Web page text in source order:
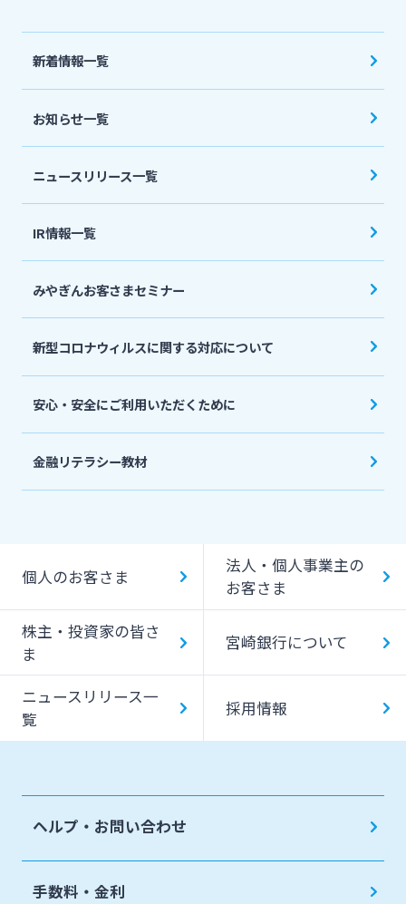
株主・投資家の皆さま
ニュースリリース一覧
採用情報
新着情報一覧
お知らせ一覧
ニュースリリース一覧
IR情報一覧
みやぎんお客さまセミナー
新型コロナウィルスに関する対応について
安心・安全にご利用いただくために
金融リテラシー教材
個人のお客さま
法人・個人事業主の
お客さま
株主・投資家の皆さ
ま
宮崎銀行について
ニュースリリース一
覧
採用情報
ヘルプ・お問い合わせ
手数料・金利